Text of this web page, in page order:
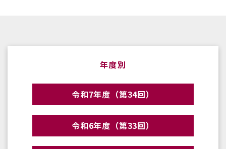
年度別
令和7年度（第34回）
令和6年度（第33回）